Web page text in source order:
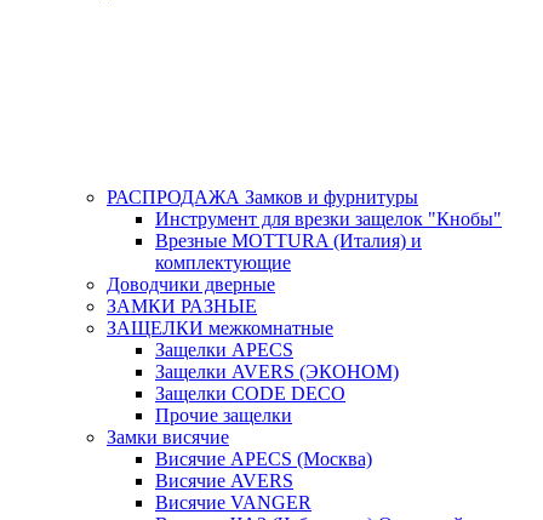
РАСПРОДАЖА Замков и фурнитуры
Инструмент для врезки защелок "Кнобы"
Врезные MOTTURA (Италия) и
комплектующие
Доводчики дверные
ЗАМКИ РАЗНЫЕ
ЗАЩЕЛКИ межкомнатные
Защелки APECS
Защелки AVERS (ЭКОНОМ)
Защелки CODE DECO
Прочие защелки
Замки висячие
Висячие APECS (Москва)
Висячие AVERS
Висячие VANGER